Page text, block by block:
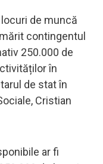
de muncă
contingentul
250.000 de
în
de stat în
Cristian
ar fi